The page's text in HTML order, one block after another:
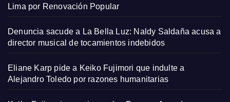
Lima por Renovación Popular
Denuncia sacude a La Bella Luz: Naldy Saldaña acusa a
director musical de tocamientos indebidos
Eliane Karp pide a Keiko Fujimori que indulte a
Alejandro Toledo por razones humanitarias